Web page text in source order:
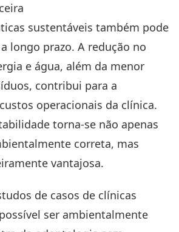
sustentáveis também pode
longo prazo. A redução no
e água, além da menor
contribui para a
operacionais da clínica.
torna-se não apenas
correta, mas
vantajosa.
de casos de clínicas
ser ambientalmente